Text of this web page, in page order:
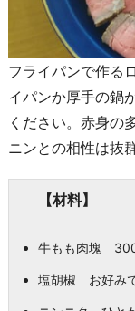
フライパンで作る
イパンか厚手の鍋
ください。赤身の
ニンとの相性は抜
【材料】
牛もも肉塊
塩胡椒 お好み